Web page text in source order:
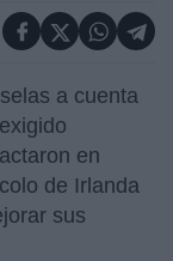
a cuenta
en
de Irlanda
sus